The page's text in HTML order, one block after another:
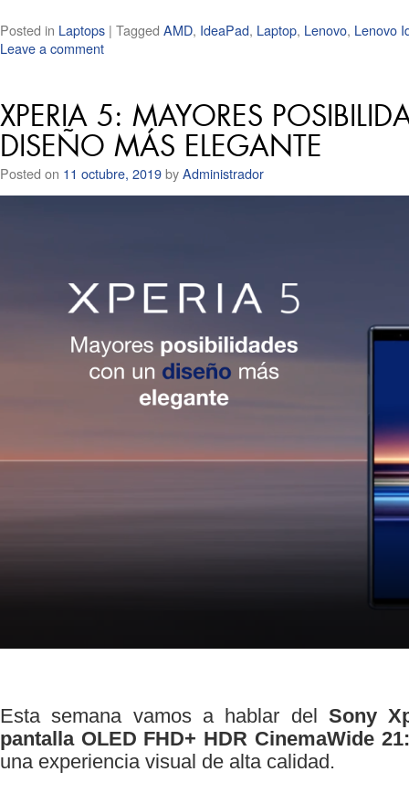
Posted in Laptops | Tagged AMD, IdeaPad, Laptop, Lenovo, Lenovo
Leave a comment
XPERIA 5: MAYORES
DISEÑO MÁS ELEGANTE
Posted on 11 octubre, 2019byAdministrador
Esta semana vamos a hablar del Sony
pantalla OLED FHD+ HDR CinemaWide
una experiencia visual de alta calidad.